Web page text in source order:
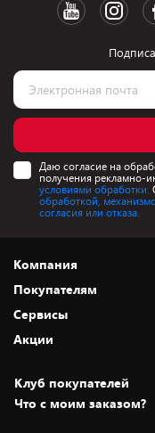
Даю согласие на
получения рекламно-
условиями обработки.
обработкой,
согласия или отказа.
Компания
О нас
Адреса магазинов
Новости
Статьи и обзоры
Вакансии
Покупателям
Как сделать заказ
Оплата и доставка
Безналичный расчёт
Обмен и возврат товара
Сервисы
Установка техники
Для игровых консолей
Акции
Скидки и промокоды
Белорусские товары
Клуб покупателей
Что с моим заказом?